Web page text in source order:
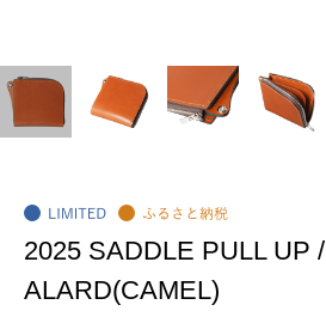
2025 SADDLE PULL UP /
ALARD(CAMEL)